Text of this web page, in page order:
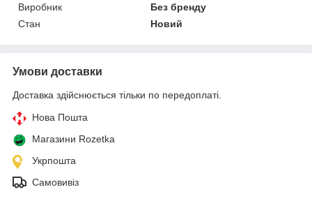
Виробник
Без бренду
Стан
Новий
Умови доставки
Доставка здійснюється тільки по передоплаті.
Нова Пошта
Магазини Rozetka
Укрпошта
Самовивіз